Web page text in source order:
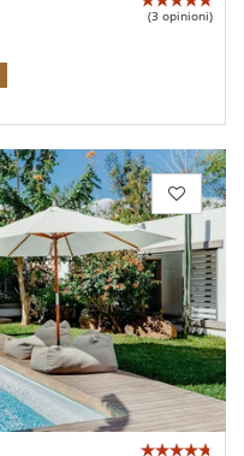
(3 opinioni)